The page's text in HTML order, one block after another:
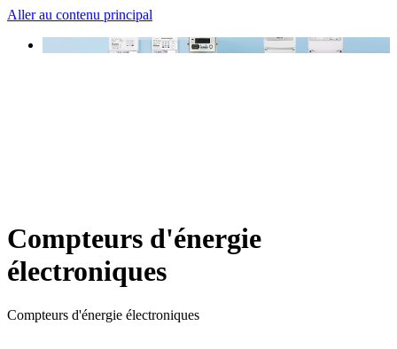
Aller au contenu principal
Compteurs d'énergie
électroniques
Compteurs d'énergie électroniques